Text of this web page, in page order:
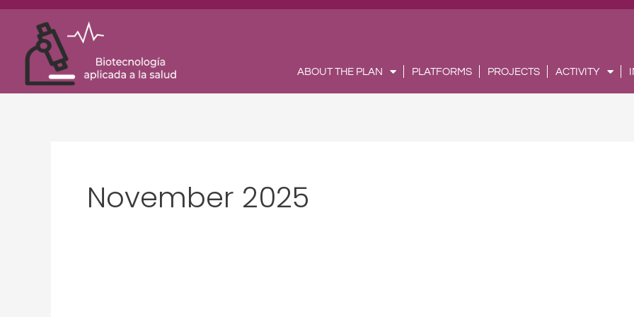
Skip
content
ABOUT THE PLAN PLATFORMS PROJECTS ACTIVITY
November 2025